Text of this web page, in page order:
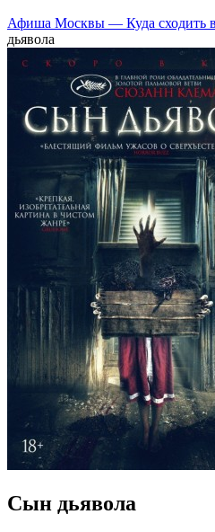
Афиша Москвы — Куда сходить
дьявола
Сын дьявола